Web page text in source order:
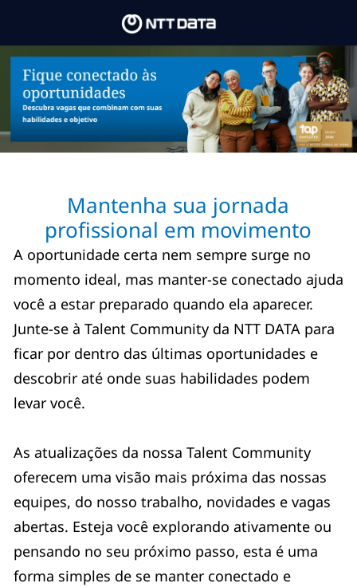
Mantenha sua jornada
profissional em movimento
A oportunidade certa nem sempre surge no
momento ideal, mas manter-se conectado ajuda
você a estar preparado quando ela aparecer.
Junte-se à Talent Community da NTT DATA para
ficar por dentro das últimas oportunidades e
descobrir até onde suas habilidades podem
levar você.
As atualizações da nossa Talent Community
oferecem uma visão mais próxima das nossas
equipes, do nosso trabalho, novidades e vagas
abertas. Esteja você explorando ativamente ou
pensando no seu próximo passo, esta é uma
forma simples de se manter conectado e